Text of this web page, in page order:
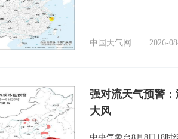
中国天气网 2026-
强对流天气预警
大风